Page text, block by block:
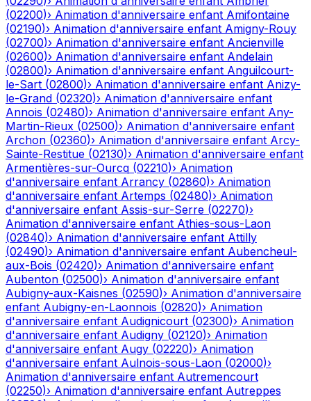
(02200)› Animation d'anniversaire enfant Amifontaine
(02190)› Animation d'anniversaire enfant Amigny-Rouy
(02700)› Animation d'anniversaire enfant Ancienville
(02600)› Animation d'anniversaire enfant Andelain
(02800)› Animation d'anniversaire enfant Anguilcourt-
le-Sart (02800)› Animation d'anniversaire enfant Anizy-
le-Grand (02320)› Animation d'anniversaire enfant
Annois (02480)› Animation d'anniversaire enfant Any-
Martin-Rieux (02500)› Animation d'anniversaire enfant
Archon (02360)› Animation d'anniversaire enfant Arcy-
Sainte-Restitue (02130)› Animation d'anniversaire enfant
Armentières-sur-Ourcq (02210)› Animation
d'anniversaire enfant Arrancy (02860)› Animation
d'anniversaire enfant Artemps (02480)› Animation
d'anniversaire enfant Assis-sur-Serre (02270)›
Animation d'anniversaire enfant Athies-sous-Laon
(02840)› Animation d'anniversaire enfant Attilly
(02490)› Animation d'anniversaire enfant Aubencheul-
aux-Bois (02420)› Animation d'anniversaire enfant
Aubenton (02500)› Animation d'anniversaire enfant
Aubigny-aux-Kaisnes (02590)› Animation d'anniversaire
enfant Aubigny-en-Laonnois (02820)› Animation
d'anniversaire enfant Audignicourt (02300)› Animation
d'anniversaire enfant Audigny (02120)› Animation
d'anniversaire enfant Augy (02220)› Animation
d'anniversaire enfant Aulnois-sous-Laon (02000)›
Animation d'anniversaire enfant Autremencourt
(02250)› Animation d'anniversaire enfant Autreppes